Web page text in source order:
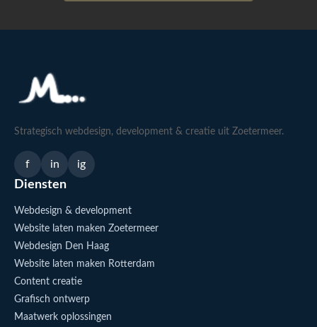
Strategisch webdesign, development & creatie uit Zoetermeer.
f in ig
Diensten
Webdesign & development
Website laten maken Zoetermeer
Webdesign Den Haag
Website laten maken Rotterdam
Content creatie
Grafisch ontwerp
Maatwerk oplossingen